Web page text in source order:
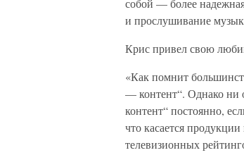
собой — более
и прослушивание
Крис привел свою
«Как помнит
— контент“. Однако ни
контент“ постоянно,
что касается
телевизионных